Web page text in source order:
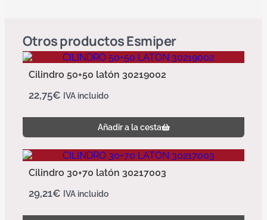
Otros productosEsmiper
Cilindro 50+50 latón 30219002
22,75€ IVA incluido
Añadir a la cesta
Cilindro 30+70 latón 30217003
29,21€ IVA incluido